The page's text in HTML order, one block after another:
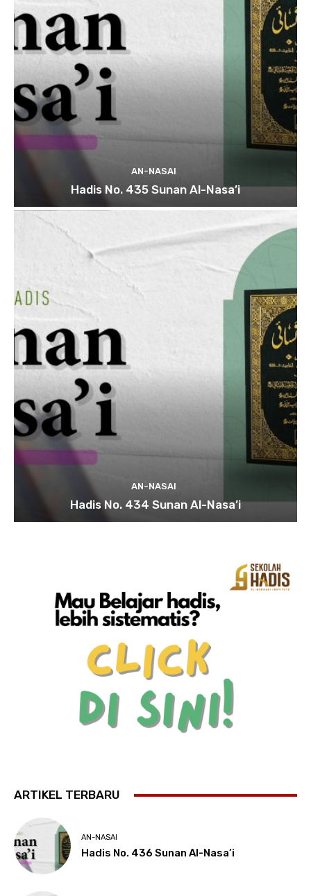
AN-NASAI
Hadis No. 435 Sunan Al-Nasa’i
AN-NASAI
Hadis No. 434 Sunan Al-Nasa’i
ARTIKEL TERBARU
AN-NASAI
Hadis No. 436 Sunan Al-Nasa’i